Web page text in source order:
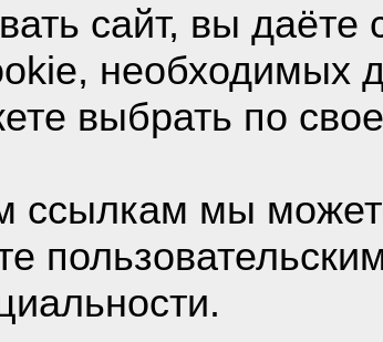
10 на
сайт, вы даёте
необходимых
выбрать по
ссылкам мы